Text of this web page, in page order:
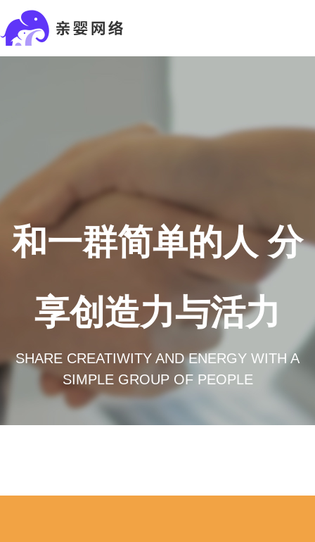
和一群简单的人 分
享创造力与活力
SHARE CREATIWITY AND ENERGY WITH A
SIMPLE GROUP OF PEOPLE